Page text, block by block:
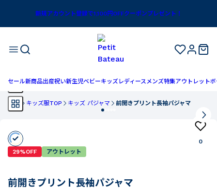
新規アカウント登録で1,100円OFFクーポンプレゼント！
セール新商品出産祝い新生児ベビーキッズ レディースメンズ特集アウトレットボ
TOP キッズ服TOP キッズ パジャマ 前開きプリント長袖パジャマ
0
29%OFF
アウトレット
前開きプリント長袖パジャマ